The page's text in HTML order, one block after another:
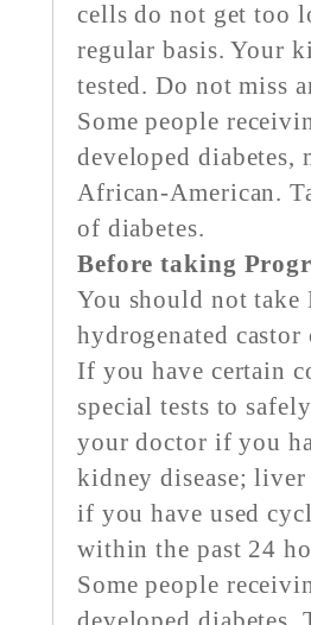
cells do not get too
regular basis. Your
tested. Do not miss
Some people
developed diabetes,
African-American.
of diabetes.
Before taking
You should not
hydrogenated
If you have certain
special tests to
your doctor if you
kidney disease;
if you have used
within the past 24
Some people